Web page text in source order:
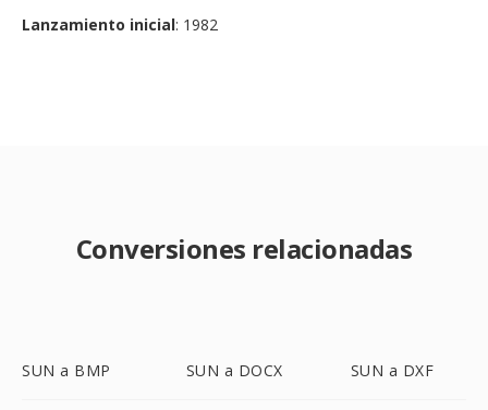
Lanzamiento inicial: 1982
Conversiones relacionadas
SUN a BMP SUN a DOCX SUN a DXF